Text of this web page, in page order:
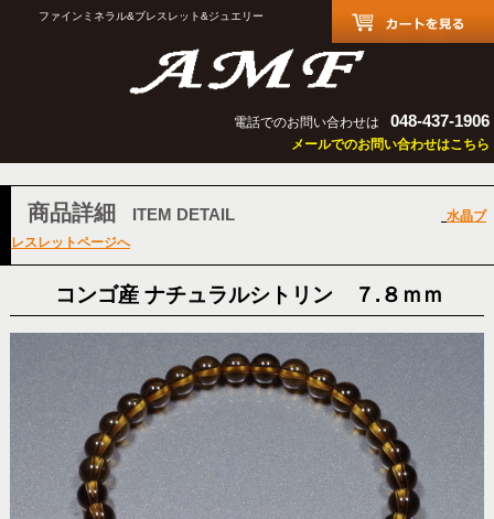
ファインミネラル&ブレスレット&ジュエリー
電話でのお問い合わせは 048-437-1906
メールでのお問い合わせはこちら
商品詳細 ITEM DETAIL
水晶ブ
レスレットページへ
コンゴ産 ナチュラルシトリン ７.８ｍｍ